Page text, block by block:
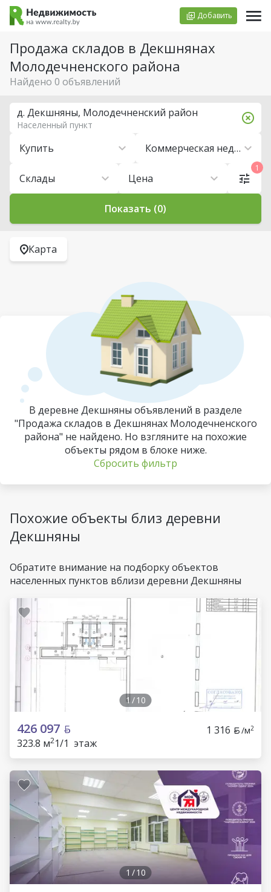
Добавить
Продажа складов в Декшнянах
Молодечненского района
Найдено 0 объявлений
Купить Коммерческая недвижимость
Склады Цена
д. Декшняны, Молодечненский район
Населенный пункт
1
Показать (0)
Карта
В деревне Декшняны объявлений в разделе
"Продажа складов в Декшнянах Молодечненского
района" не найдено. Но взгляните на похожие
объекты рядом в блоке ниже.
Сбросить фильтр
Похожие объекты близ деревни
Декшняны
Обратите внимание на подборку объектов
населенных пунктов вблизи деревни Декшняны
1/10
426 097 1 316 /м2
323.8 м21/1 этаж
1 /10